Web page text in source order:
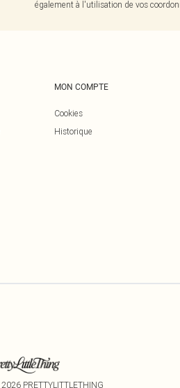
également à l'utilisation de vos
MON COMPTE
Cookies
Historique
2026 PRETTYLITTLETHING